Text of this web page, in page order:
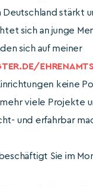
stärkt
sich an junge
sich auf meiner
keine
viele Projekte
und erfahrbar
Sie im